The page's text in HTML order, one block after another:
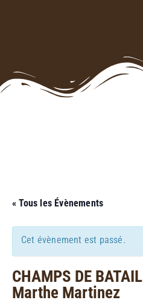
« Tous les Évènements
Cet évènement est passé.
CHAMPS DE
Marthe Martinez